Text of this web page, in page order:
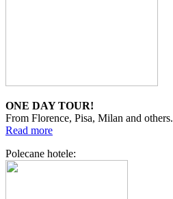
ONE DAY TOUR!
From Florence, Pisa, Milan and others.
Read more
Polecane hotele: